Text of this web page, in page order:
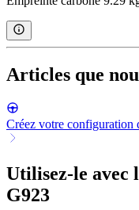
Articles que
Créez votre configuration
Utilisez-le avec
G923